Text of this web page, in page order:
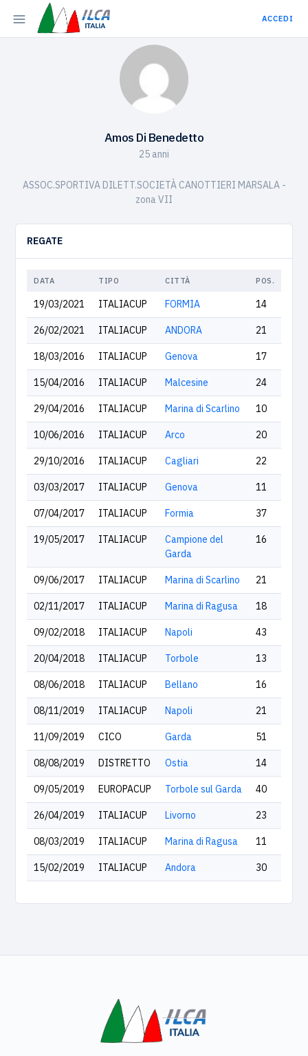
ACCEDI
Amos Di Benedetto
25 anni
ASSOC.SPORTIVA DILETT.SOCIETÀ CANOTTIERI MARSALA -
zona VII
REGATE
DATA TIPO CITTÀ POS.
19/03/2021 ITALIACUP FORMIA 14
26/02/2021 ITALIACUP ANDORA 21
18/03/2016 ITALIACUP Genova 17
15/04/2016 ITALIACUP Malcesine 24
29/04/2016 ITALIACUP Marina di Scarlino 10
10/06/2016 ITALIACUP Arco 20
29/10/2016 ITALIACUP Cagliari 22
03/03/2017 ITALIACUP Genova 11
07/04/2017 ITALIACUP Formia 37
19/05/2017 ITALIACUP
Campione del
Garda
16
09/06/2017 ITALIACUP Marina di Scarlino 21
02/11/2017 ITALIACUP Marina di Ragusa 18
09/02/2018 ITALIACUP Napoli 43
20/04/2018 ITALIACUP Torbole 13
08/06/2018 ITALIACUP Bellano 16
08/11/2019 ITALIACUP Napoli 21
11/09/2019 CICO Garda 51
08/08/2019 DISTRETTO Ostia 14
09/05/2019 EUROPACUP Torbole sul Garda 40
26/04/2019 ITALIACUP Livorno 23
08/03/2019 ITALIACUP Marina di Ragusa 11
15/02/2019 ITALIACUP Andora 30